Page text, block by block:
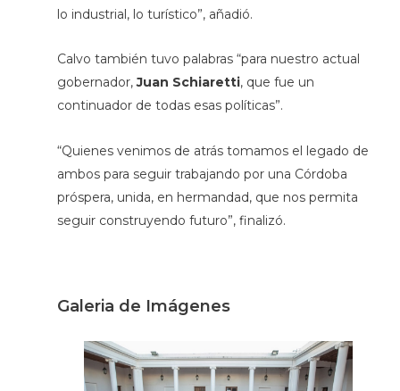
lo industrial, lo turístico”, añadió.
Calvo también tuvo palabras “para nuestro actual
gobernador,Juan Schiaretti, que fue un
continuador de todas esas políticas”.
“Quienes venimos de atrás tomamos el legado de
ambos para seguir trabajando por una Córdoba
próspera, unida, en hermandad, que nos permita
seguir construyendo futuro”, finalizó.
Galeria de Imágenes